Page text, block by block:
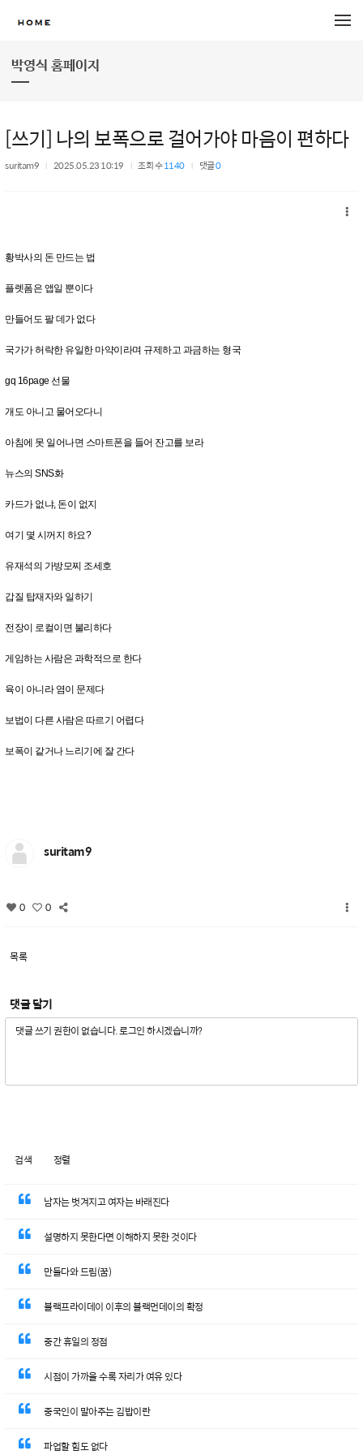
박영식 홈페이지
[쓰기] 나의 보폭으로 걸어가야 마음이 편하다
suritam9 2025.05.23 10:19 조회 수1140 댓글0
황박사의 돈 만드는 법
플렛폼은 앱일 뿐이다
만들어도 팔 데가 없다
국가가 허락한 유일한 마약이라며 규제하고 과금하는 형국
gq 16page 선물
개도 아니고 물어오다니
아침에 못 일어나면 스마트폰을 들어 잔고를 보라
뉴스의 SNS화
카드가 없냐, 돈이 없지
여기 몇 시꺼지 하요?
유재석의 가방모찌 조세호
갑질 탑재자와 일하기
전장이 로컬이면 불리하다
게임하는 사람은 과학적으로 한다
육이 아니라 염이 문제다
보법이 다른 사람은 따르기 어렵다
보폭이 같거나 느리기에 잘 간다
suritam9
0 0
목록
댓글 달기
검색 정렬
남자는 벗겨지고 여자는 바래진다
설명하지 못한다면 이해하지 못한 것이다
만들다와 드림(꿈)
블랙프라이데이 이후의 블랙먼데이의 확정
중간 휴일의 정점
시점이 가까울 수록 자리가 여유 있다
중국인이 말아주는 김밥이란
파업할 힘도 없다